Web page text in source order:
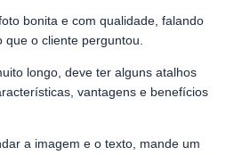
bonita e com qualidade, falando
que o cliente perguntou.
longo, deve ter alguns atalhos
vantagens e benefícios
a imagem e o texto, mande um